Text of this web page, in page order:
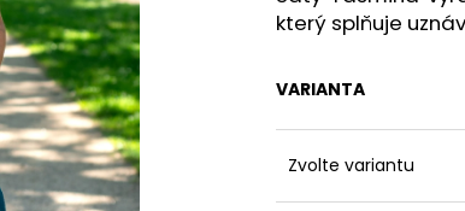
který splňuje
VARIANTA
Zvolte variantu